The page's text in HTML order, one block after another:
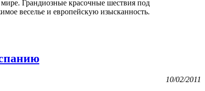
Грандиозные красочные шествия под
веселье и европейскую изысканность.
10/02/2011